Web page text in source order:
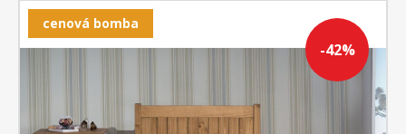
-42%
cenová bomba